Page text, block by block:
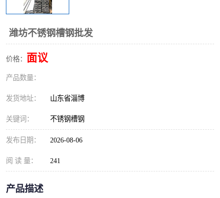
潍坊不锈钢槽钢批发
价格： 面议
产品数量：
发货地址： 山东省淄博
关键词： 不锈钢槽钢
发布日期： 2026-08-06
阅 读 量： 241
产品描述